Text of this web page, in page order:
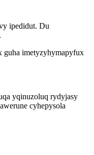
ipedidut. Du
guha imetyzyhymapyfux
yqinuzoluq rydyjasy
cyhepysola